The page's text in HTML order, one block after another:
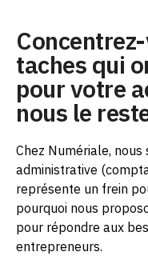
taches qui
pour votre
nous le
Chez Numériale,
administrative
représente un frein
pourquoi nous
pour répondre aux
entrepreneurs.